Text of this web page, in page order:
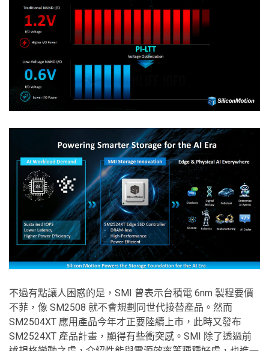
不過有點讓人困惑的是，SMI 曾表示台積電 6nm 製程要價
不菲，像 SM2508 就不會規劃同世代接替產品。然而
SM2504XT 應用產品今年才正要陸續上市，此時又發布
SM2524XT 產品計畫，顯得有些衝突感。SMI 除了透過前